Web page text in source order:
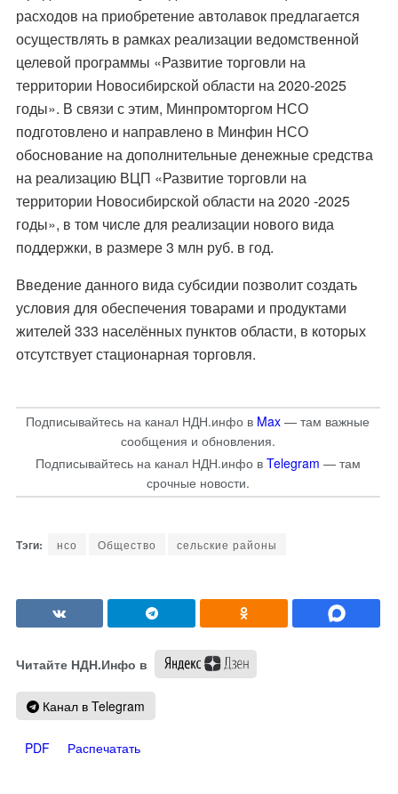
расходов на приобретение автолавок предлагается
осуществлять в рамках реализации ведомственной
целевой программы «Развитие торговли на
территории Новосибирской области на 2020-2025
годы». В связи с этим, Минпромторгом НСО
подготовлено и направлено в Минфин НСО
обоснование на дополнительные денежные средства
на реализацию ВЦП «Развитие торговли на
территории Новосибирской области на 2020 -2025
годы», в том числе для реализации нового вида
поддержки, в размере 3 млн руб. в год.
Введение данного вида субсидии позволит создать
условия для обеспечения товарами и продуктами
жителей 333 населённых пунктов области, в которых
отсутствует стационарная торговля.
Подписывайтесь на канал НДН.инфо в Max — там важные
сообщения и обновления.
Подписывайтесь на канал НДН.инфо в Telegram — там
срочные новости.
нсо Общество сельские районы
Читайте НДН.Инфо в
Канал в Telegram
PDF Распечатать